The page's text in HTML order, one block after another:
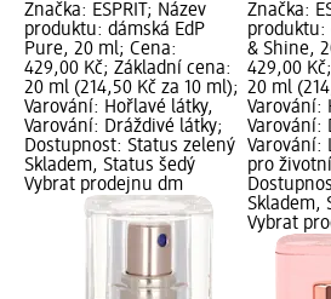
Značka: ESPRIT; Název
produktu: dámská EdP
Pure, 20 ml; Cena:
429,00 Kč; Základní cena:
20 ml (214,50 Kč za 10 ml);
Varování: Hořlavé látky,
Varování: Dráždivé látky;
Dostupnost: Status zelený
Skladem, Status šedý
Vybrat prodejnu dm
Značka:
produktu:
& Shine,
429,00
20 ml
Varování:
Varování:
Varování:
pro
Skladem,
Vybrat